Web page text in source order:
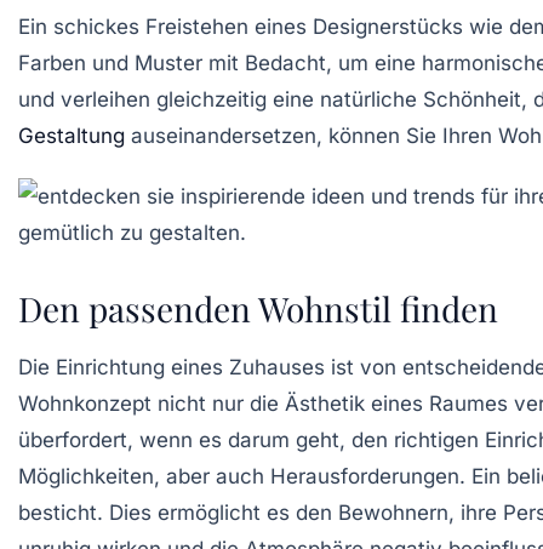
Ein schickes Freistehen eines Designerstücks wie
Farben und Muster mit Bedacht, um eine
und verleihen gleichzeitig eine natürliche Schönheit,
Gestaltung auseinandersetzen, können Sie Ihren
Den passenden Wohnstil finden
Die Einrichtung eines Zuhauses ist von
Wohnkonzept nicht nur die Ästhetik eines Raumes
überfordert, wenn es darum geht, den richtigen
Möglichkeiten, aber auch Herausforderungen. Ein
besticht. Dies ermöglicht es den Bewohnern, ihre